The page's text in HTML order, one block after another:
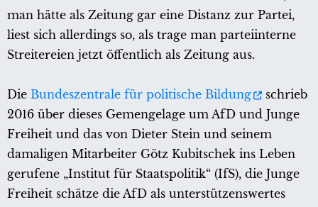
man hätte als Zeitung gar eine Distanz zur Partei,
liest sich allerdings so, als trage man parteiinterne
Streitereien jetzt öffentlich als Zeitung aus.
Die Bundeszentrale für politische Bildung
schrieb
2016 über dieses Gemengelage um AfD und Junge
Freiheit und das von Dieter Stein und seinem
damaligen Mitarbeiter Götz Kubitschek ins Leben
gerufene „Institut für Staatspolitik“ (IfS), die Junge
Freiheit schätze die AfD als unterstützenswertes